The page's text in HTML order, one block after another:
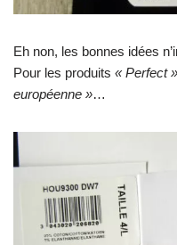
Eh non, les bonnes idées
Pour les produits « Perfect »
européenne »…